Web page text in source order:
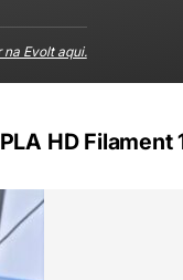
Evolt aqui.
HD Filament